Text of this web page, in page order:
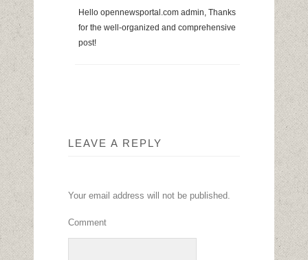
Hello opennewsportal.com admin, Thanks
for the well-organized and comprehensive
post!
LEAVE A REPLY
Your email address will not be published.
Comment